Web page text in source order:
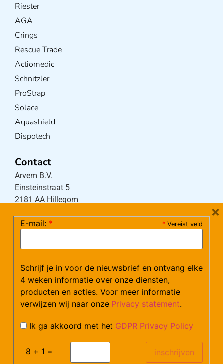
Riester
AGA
Crings
Rescue Trade
Actiomedic
Schnitzler
ProStrap
Solace
Aquashield
Dispotech
Contact
Arvem B.V.
Einsteinstraat 5
2181 AA Hillegom
(maandag – donderdag 08:30-17:15 uur / vrijdag
Mail:klantenservice@arvem.nl
Werken bij Arvem?
* Vereist veld
E-mail: *
Schrijf je in voor de nieuwsbrief en ontvang elke
4 weken informatie over onze diensten,
producten en acties. Voor meer informatie
verwijzen wij naar onze Privacy statement.
Ik ga akkoord met het GDPR Privacy Policy
8 + 1 =
×